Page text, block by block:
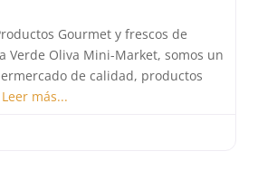
Gourmet y frescos de
Verde Oliva Mini-Market, somos un
de calidad, productos
Leer más...